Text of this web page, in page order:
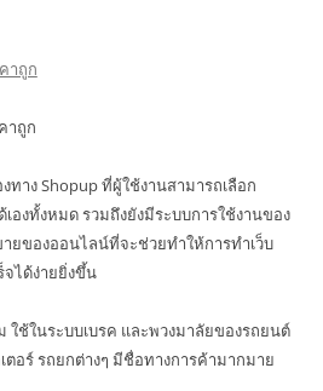
าถูก
าถูก
าง Shopup ที่ผู้ใช้งานสามารถเลือก
เองทั้งหมด รวมถึงยังมีระบบการใช้งานของ
ายของออนไลน์ที่จะช่วยทำให้การทำเว็บ
ได้ง่ายยิ่งขึ้น
ใช้ในระบบเบรค และพวงมาลัยของรถยนต์
อร์ รถยกต่างๆ มีชื่อทางการค้ามากมาย